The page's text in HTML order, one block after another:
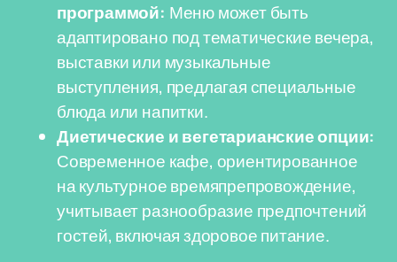
программой: Меню может быть
адаптировано под тематические вечера,
выставки или музыкальные
выступления, предлагая специальные
блюда или напитки.
Диетические и вегетарианские опции:
Современное кафе, ориентированное
на культурное времяпрепровождение,
учитывает разнообразие предпочтений
гостей, включая здоровое питание.